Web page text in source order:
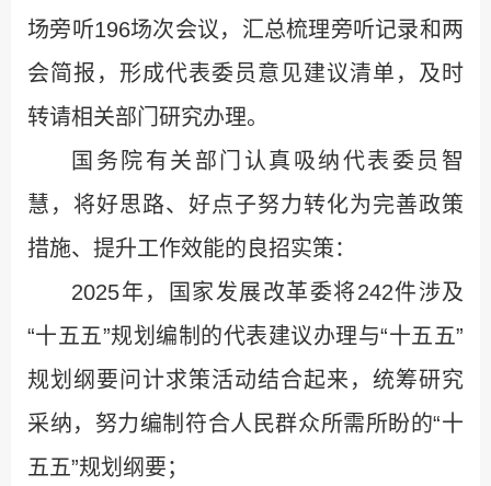
场旁听196场次会议，汇总梳理旁听记录和两
会简报，形成代表委员意见建议清单，及时
转请相关部门研究办理。
国务院有关部门认真吸纳代表委员智
慧，将好思路、好点子努力转化为完善政策
措施、提升工作效能的良招实策：
2025年，国家发展改革委将242件涉及
“十五五”规划编制的代表建议办理与“十五五”
规划纲要问计求策活动结合起来，统筹研究
采纳，努力编制符合人民群众所需所盼的“十
五五”规划纲要；